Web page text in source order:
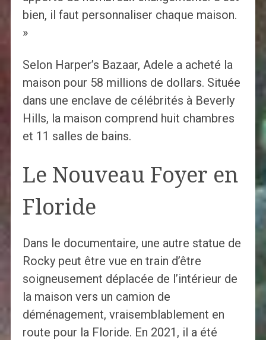
bien, il faut personnaliser chaque maison.
»
Selon Harper’s Bazaar, Adele a acheté la
maison pour 58 millions de dollars. Située
dans une enclave de célébrités à Beverly
Hills, la maison comprend huit chambres
et 11 salles de bains.
Le Nouveau Foyer en
Floride
Dans le documentaire, une autre statue de
Rocky peut être vue en train d’être
soigneusement déplacée de l’intérieur de
la maison vers un camion de
déménagement, vraisemblablement en
route pour la Floride. En 2021, il a été